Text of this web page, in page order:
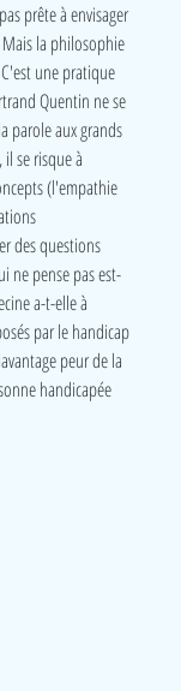
prête à envisager
la philosophie
une pratique
Quentin ne se
parole aux grands
se risque à
(l'empathie
des questions
ne pense pas est-
a-t-elle à
par le handicap
peur de la
handicapée